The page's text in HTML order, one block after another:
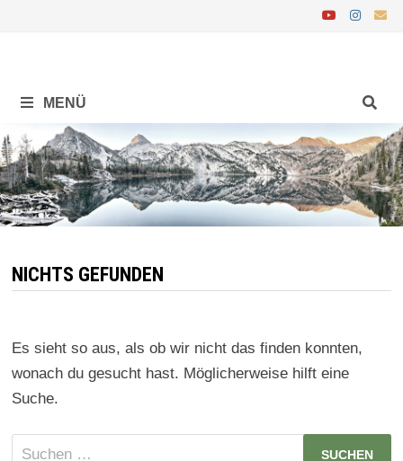
MENÜ
NICHTS GEFUNDEN
Es sieht so aus, als ob wir nicht das finden konnten,
wonach du gesucht hast. Möglicherweise hilft eine
Suche.
Suchen